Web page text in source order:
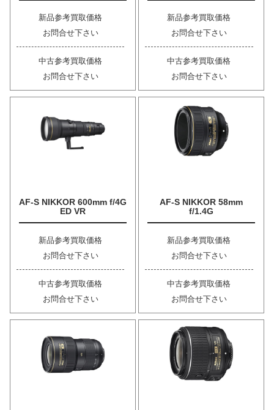
新品参考買取価格
お問合せ下さい
中古参考買取価格
お問合せ下さい
新品参考買取価格
お問合せ下さい
中古参考買取価格
お問合せ下さい
AF-S NIKKOR 600mm f/4G
ED VR
新品参考買取価格
お問合せ下さい
中古参考買取価格
お問合せ下さい
AF-S NIKKOR 58mm
f/1.4G
新品参考買取価格
お問合せ下さい
中古参考買取価格
お問合せ下さい